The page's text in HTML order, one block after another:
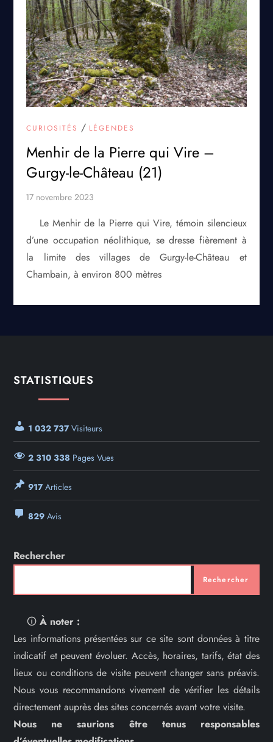
CURIOSITÉS / LÉGENDES
Menhir de la Pierre qui Vire –
Gurgy-le-Château (21)
Le Menhir de la Pierre qui Vire, témoin silencieux
d’une occupation néolithique, se dresse fièrement à
la limite des villages de Gurgy-le-Château et
Chambain, à environ 800 mètres
STATISTIQUES
1 032 737Visiteurs
2 310 338 Pages Vues
917Articles
829 Avis
Rechercher
Rechercher
🛈À noter :
Les informations présentées sur ce site sont données à titre
indicatif et peuvent évoluer. Accès, horaires, tarifs, état des
lieux ou conditions de visite peuvent changer sans préavis.
Nous vous recommandons vivement de vérifier les détails
directement auprès des sites concernés avant votre visite.
Nous ne saurions être tenus responsables